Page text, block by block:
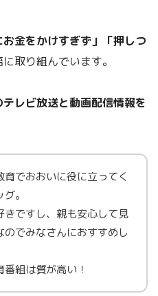
金をかけすぎず」「押しつ
取り組んでいます。
レビ放送と動画配信情報を
でおおいに役に立ってく
。
きですし、親も安心して見
のでみなさんにおすすめし
組は質が高い！